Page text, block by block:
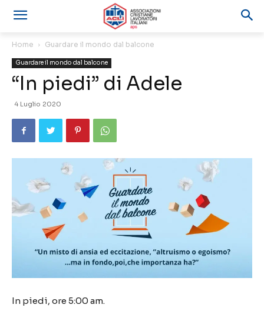
Home Guardare il mondo dal balcone
Guardare il mondo dal balcone
“In piedi” di Adele
4 Luglio 2020
In piedi, ore 5:00am.